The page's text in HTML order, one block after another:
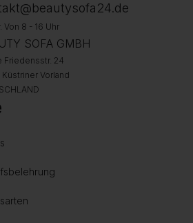
Von 8 - 16 Uhr
SOFA GMBH
Friedensstr. 24
Küstriner Vorland